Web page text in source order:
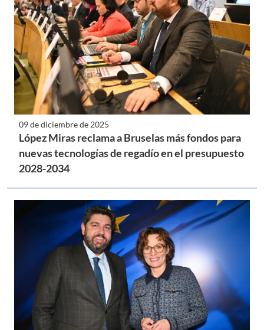
09 de diciembre de 2025
López Miras reclama a Bruselas más fondos para
nuevas tecnologías de regadío en el presupuesto
2028-2034